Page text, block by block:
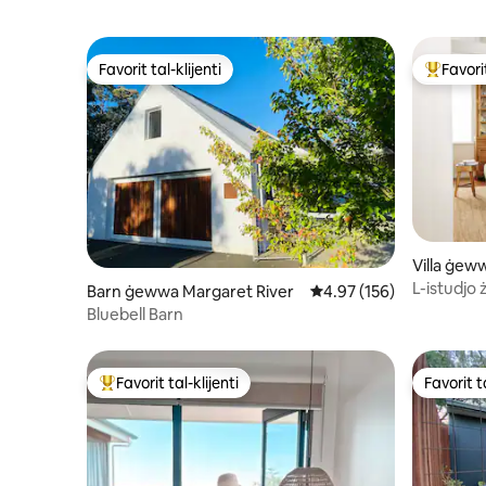
Favorit tal-klijenti
Favorit tal-klijenti
Barn ġewwa Margaret River Rating medju ta' 4.97
4.97 (156)
Bluebell Barn
Wieħed
Villa
L-istudjo
Wieħed mill-aqwa favoriti tal-klijenti
Favorit tal-klijenti Favorit
Favorit